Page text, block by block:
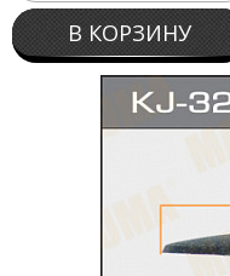
В КОРЗИНУ